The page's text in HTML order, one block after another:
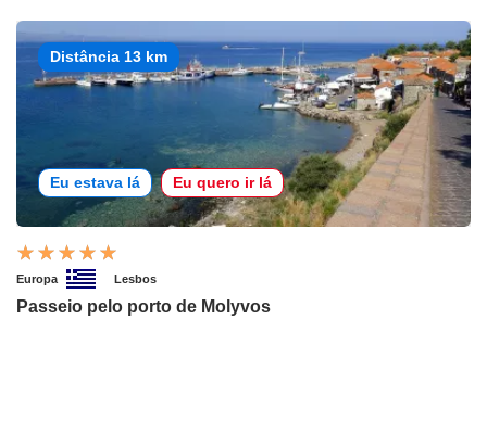
Distância 13 km
Eu estava lá Eu quero ir lá
Europa Lesbos
Passeio pelo porto de Molyvos